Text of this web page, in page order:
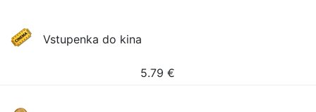
Vstupenka do kina
5.79 €